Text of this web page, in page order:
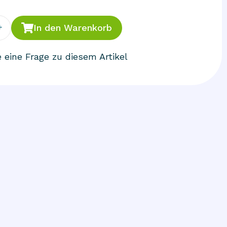
In den Warenkorb
eine Frage zu diesem Artikel